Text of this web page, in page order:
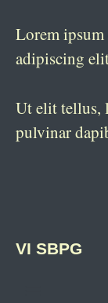
Lorem ipsum
adipiscing
Ut elit tellus,
pulvinar
VI SBPG